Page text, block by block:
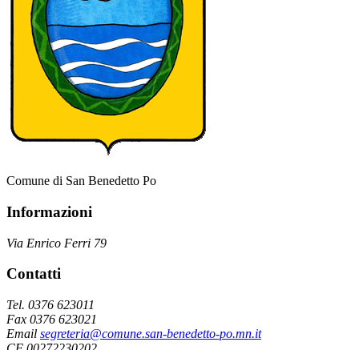
Comune di San Benedetto Po
Informazioni
Via Enrico Ferri 79
Contatti
Tel. 0376 623011
Fax 0376 623021
Email segreteria@comune.san-benedetto-po.mn.it